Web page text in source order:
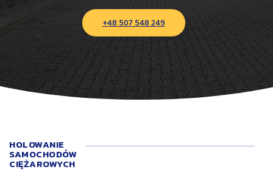
+48 507 548 249
HOLOWANIE
SAMOCHODÓW
CIĘŻAROWYCH